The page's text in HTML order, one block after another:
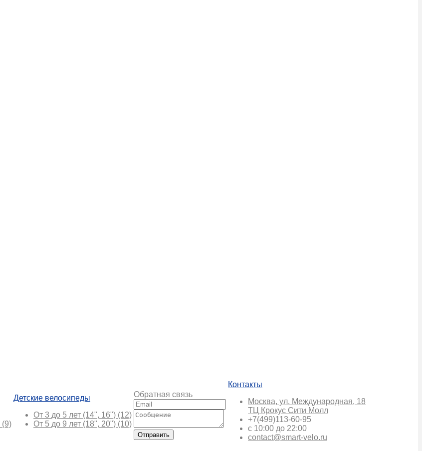
(9)
Детские велосипеды
От 3 до 5 лет (14", 16") (12)
От 5 до 9 лет (18", 20") (10)
Обратная связь
Отправить
Контакты
Москва, ул. Международная, 18
ТЦ Крокус Сити Молл
+7(499)113-60-95
с 10:00 до 22:00
contact@smart-velo.ru